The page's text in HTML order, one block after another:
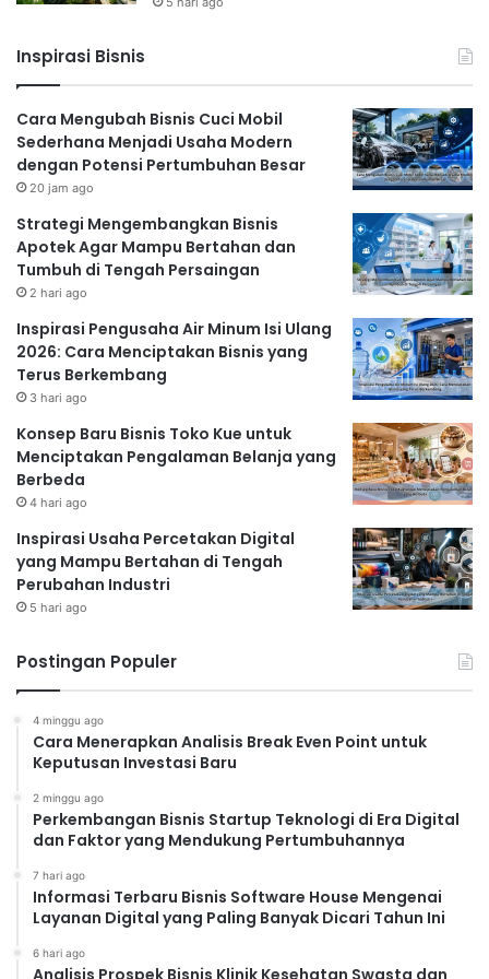
Pemasaran Media Sosial
Manfaatkan platform media sosial seperti Instagram,
bisnis online Anda. Buat konten yang menarik dan
engaging untuk menarik perhatian target pasar Anda.
Gunakan fitur iklan berbayar jika diperlukan untuk
menjangkau audiens yang lebih luas.
Email Marketing
Email marketingadalah strategi pemasaran yang
efektif untuk membangun hubungan dengan
Anda. Kumpulkan alamat email pelanggan dan
kirimkan newsletter atau penawaran khusus secara
berkala.
Paid Advertising
Iklan berbayar seperti Google Ads atau iklan di media
sosial dapat membantu Anda menjangkau audiens
yang lebih luas dan meningkatkan penjualan dengan
cepat. Namun, Anda perlu merencanakan anggaran
dengan bijak dan mengukur ROI (Return on
Investment) dari setiap kampanye iklan.
Read Also:
Gagal di Bisnis Konvensional? Coba 5 Bisnis
Online Ini, Modal Minim Untung Maksimal!
Tren Bisnis Online 2025 yang Paling
Menguntungkan dan Patut Dicoba Sekarang
Mengatur Waktu dan
Inspirasi Bisnis
Cara Mengubah Bisnis Cuci Mobil
Sederhana Menjadi Usaha Modern
dengan Potensi Pertumbuhan Besar
20 jam ago
Strategi Mengembangkan Bisnis
Apotek Agar Mampu Bertahan dan
Tumbuh di Tengah Persaingan
2 hari ago
Inspirasi Pengusaha Air Minum Isi Ulang
2026: Cara Menciptakan Bisnis yang
Terus Berkembang
3 hari ago
Konsep Baru Bisnis Toko Kue untuk
Menciptakan Pengalaman Belanja yang
Berbeda
4 hari ago
Inspirasi Usaha Percetakan Digital
yang Mampu Bertahan di Tengah
Perubahan Industri
5 hari ago
Postingan Populer
4 minggu ago
Cara Menerapkan Analisis Break Even Point untuk
Keputusan Investasi Baru
2 minggu ago
Perkembangan Bisnis Startup Teknologi di Era Digital
dan Faktor yang Mendukung Pertumbuhannya
7 hari ago
Informasi Terbaru Bisnis Software House Mengenai
Layanan Digital yang Paling Banyak Dicari Tahun Ini
6 hari ago